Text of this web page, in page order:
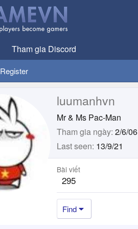
Tham gia Discord
Register
luumanhvn
Mr & Ms Pac-Man
Tham gia ngày 2/6/06
Last seen 13/9/21
Bài viết
295
Find